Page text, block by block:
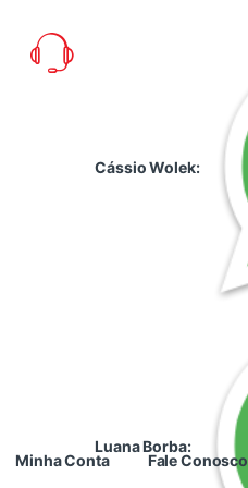
Minha Conta Fale Conosco
Cássio Wolek:
Luana Borba: